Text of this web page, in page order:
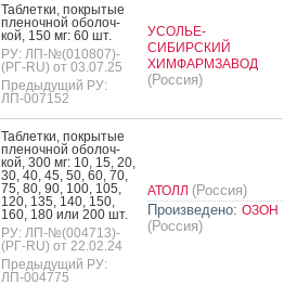
Таб­летки, пок­ры­тые
пле­ноч­ной обо­лоч­
кой, 150 мг: 60 шт.
РУ: ЛП-№(010807)-
(РГ-RU) от 03.07.25
Предыдущий РУ:
ЛП-007152
УСОЛЬЕ-
СИБИРСКИЙ
ХИМФАРМЗАВОД
(Россия)
Таб­летки, пок­ры­тые
пле­ноч­ной обо­лоч­
кой, 300 мг: 10, 15, 20,
30, 40, 45, 50, 60, 70,
75, 80, 90, 100, 105,
120, 135, 140, 150,
160, 180 или 200 шт.
РУ: ЛП-№(004713)-
(РГ-RU) от 22.02.24
Предыдущий РУ:
ЛП-004775
АТОЛЛ (Россия)
Произведено: ОЗОН
(Россия)